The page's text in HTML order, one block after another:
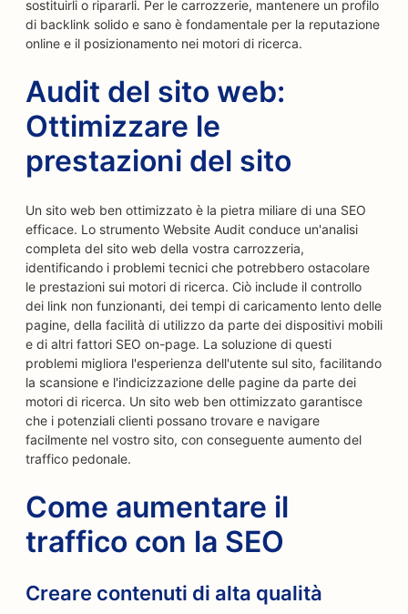
sostituirli o ripararli. Per le carrozzerie, mantenere un profilo
di backlink solido e sano è fondamentale per la reputazione
online e il posizionamento nei motori di ricerca.
Audit del sito web:
Ottimizzare le
prestazioni del sito
Un sito web ben ottimizzato è la pietra miliare di una SEO
efficace. Lo strumento Website Audit conduce un'analisi
completa del sito web della vostra carrozzeria,
identificando i problemi tecnici che potrebbero ostacolare
le prestazioni sui motori di ricerca. Ciò include il controllo
dei link non funzionanti, dei tempi di caricamento lento delle
pagine, della facilità di utilizzo da parte dei dispositivi mobili
e di altri fattori SEO on-page. La soluzione di questi
problemi migliora l'esperienza dell'utente sul sito, facilitando
la scansione e l'indicizzazione delle pagine da parte dei
motori di ricerca. Un sito web ben ottimizzato garantisce
che i potenziali clienti possano trovare e navigare
facilmente nel vostro sito, con conseguente aumento del
traffico pedonale.
Come aumentare il
traffico con la SEO
Creare contenuti di alta qualità